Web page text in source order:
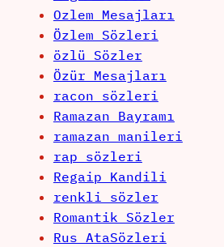
Ozlem Mesajları
Özlem Sözleri
özlü Sözler
Özür Mesajları
racon sözleri
Ramazan Bayramı
ramazan manileri
rap sözleri
Regaip Kandili
renkli sözler
Romantik Sözler
Rus AtaSözleri